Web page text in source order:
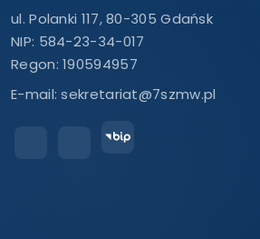
ul. Polanki 117, 80-305 Gdańsk
NIP: 584-23-34-017
Regon: 190594957
E-mail:sekretariat@7szmw.pl